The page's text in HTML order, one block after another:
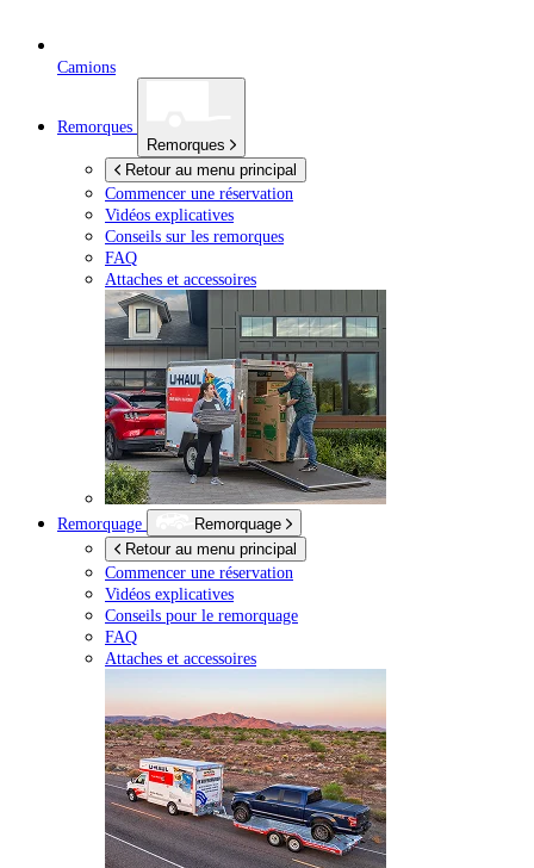
Camions
Remorques
Remorques
Retour au menu principal
Commencer une réservation
Vidéos explicatives
Conseils sur les remorques
FAQ
Attaches et accessoires
Remorquage
Remorquage
Retour au menu principal
Commencer une réservation
Vidéos explicatives
Conseils pour le remorquage
FAQ
Attaches et accessoires